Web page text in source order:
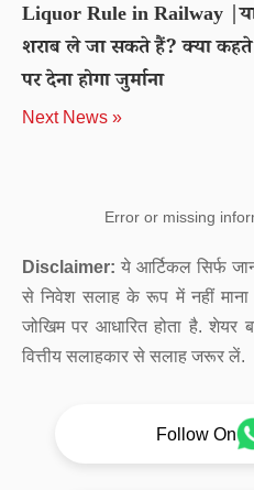
Liquor Rule in Railway
शराब ले जा सकते हैं? क्या
पर देना होगा जुर्माना
Next News »
Error or missing
Disclaimer: ये आर्टिकल सिर्फ
से निवेश सलाह के रूप में नहीं माना
जोखिम पर आधारित होता है.
वित्तीय सलाहकार से सलाह जरूर लें.
Follow On